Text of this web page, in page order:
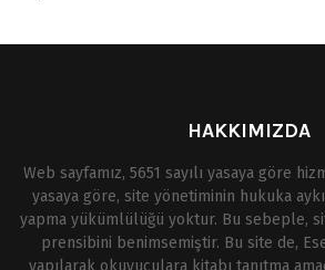
HAKKIMIZDA
Web sayfamız, 5651 sayılı yasaya göre
yasaya göre, site yönetiminin hukuka
yapma yükümlülüğü yoktur. Bu sebeple,
prensibini benimsemiştir. Bu site de,
yapılarak okuyuculara kitabı tanıtma